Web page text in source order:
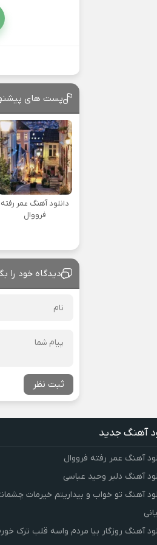
پست های
دانلود آهنگ عمر رفته
فرووال
دیدگاه خود را
ثبت نظر
آهنگ جدید
آهنگ عمر رفته فرووال
آهنگ دلبر وحید عباسی
آهنگ تو خواب و بیداریتم خیرمات
آهنگ روزگار بیا مردم واسه قلب ترک